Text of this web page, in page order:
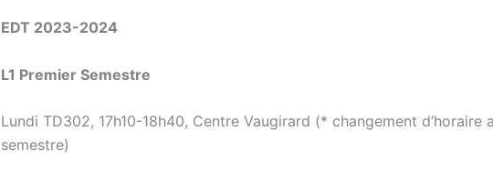
EDT 2023-2024
L1 Premier Semestre
Lundi TD302, 17h10-18h40, Centre Vaugirard (* changement d’horaire
semestre)